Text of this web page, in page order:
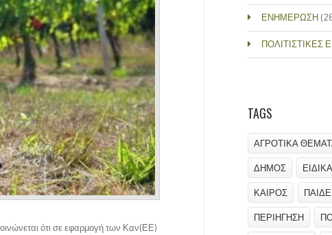
ότι σε εφαρμογή των Καν(ΕΕ)
ΕΝΗΜΕΡΩΣΗ
ΠΟΛΙΤΙΣΤΙΚΕΣ
TAGS
ΑΓΡΟΤΙΚΑ
ΔΗΜΟΣ
ΚΑΙΡΟΣ
ΠΕΡΙΗΓΗΣΗ